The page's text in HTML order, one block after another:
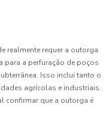
realmente requer a outorga.
para a perfuração de poços
Isso inclui tanto o
agrícolas e industriais.
confirmar que a outorga é